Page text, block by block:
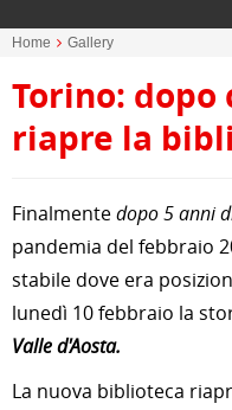
Home Gallery
Torino: dopo
riapre la
Finalmentedopo 5 anni
pandemia del febbraio
stabile dove era
lunedì 10 febbraio la
Valle d'Aosta.
La nuova biblioteca